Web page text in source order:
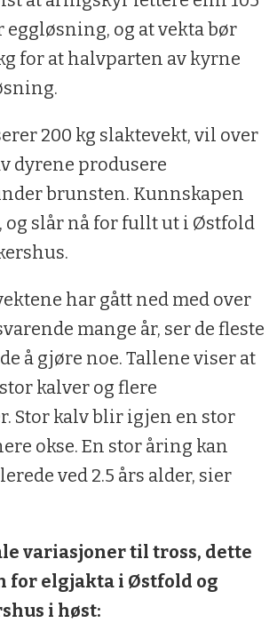
eggløsning, og at vekta bør
for at halvparten av kyrne
200 kg slaktevekt, vil over
dyrene produsere
brunsten. Kunnskapen
og slår nå for fullt ut i Østfold
har gått ned med over
mange år, ser de fleste
å gjøre noe. Tallene viser at
kalver og flere
Stor kalv blir igjen en stor
okse. En stor åring kan
ved 2.5 års alder, sier
variasjoner til tross, dette
for elgjakta i Østfold og
i høst: